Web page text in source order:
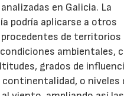
en Galicia. La
podría aplicarse a otros
de territorios
ambientales,
grados de
o niveles